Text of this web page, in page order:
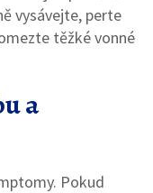
vysávejte, perte
těžké vonné
a
Pokud